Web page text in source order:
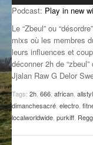
GROOVE N SUN
IL ÉTAIT UNE
L’ASTUCE DE
LA MINUTE
LA
PLUS DE MIX
Podcast: Play in new
Le “Zbeul” ou
mixs où les membres
leurs influences et
déconner 2h de
Jjalan Raw G Delor
Tags: 2h 666 african
dimanchesacré electro
localworldwide purkiff